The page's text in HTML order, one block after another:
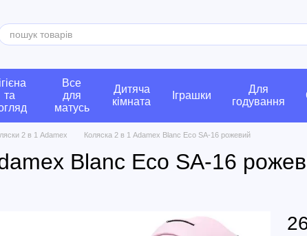
та
Все
для
матусь
Дитяча
кімната
Іграшки
Для
годування
2 в 1 Adamex Коляска 2 в 1 Adamex Blanc Eco SA-16 рожевий
Blanc Eco SA-16